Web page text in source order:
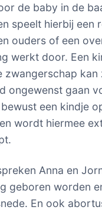
de baby in de
speelt hierbij een
ouders of een
werkt door. Een
zwangerschap kan
ongewenst gaan
een kindje
wordt hiermee
Anna en
geboren worden
En ook